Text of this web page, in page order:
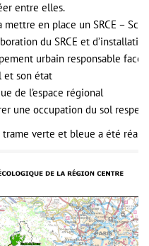
entre elles.
en place un SRCE –
du SRCE et
urbain responsable face
et son état
de l’espace régional
une occupation du sol
verte et bleue a été